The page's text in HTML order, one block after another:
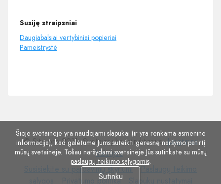
Susiję straipsniai
Daugiabalsiai vertybiniai popieriai
Pameistrystė
© Site.pro 2011. Svetainių konstruktorius.Jungtinės
Valstijos.
Susisiekite su pardavimų skyriumi
Paslaugų
Paslaugų teikimo
Privatumo politika
Šioje svetainėje yra naudojami slapukai (ir yra renkama asmeninė
informacija), kad galėtume Jums suteikti geresnę naršymo patirtį
mūsų svetainėje. Toliau naršydami svetainėje Jūs sutinkate su mūsų
paslaugų teikimo sąlygomis.
Sutinku